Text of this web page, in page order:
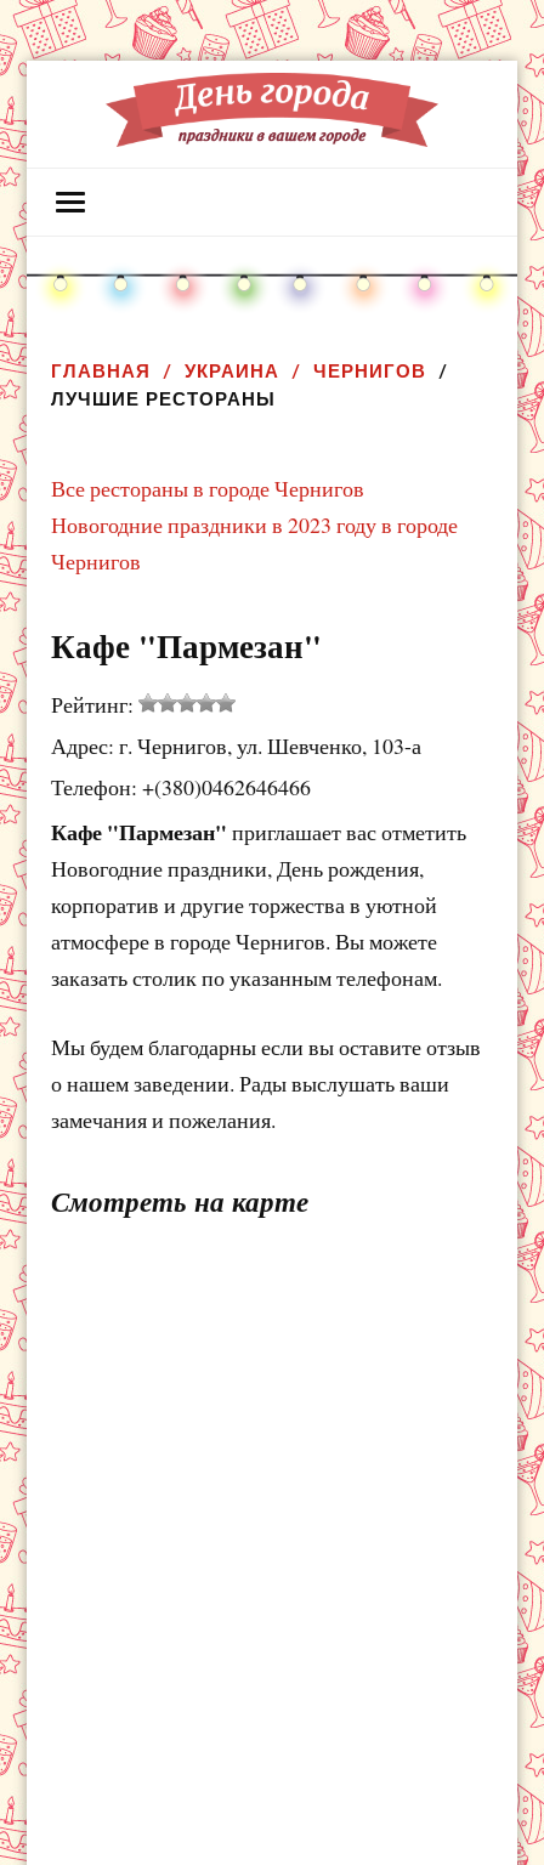
ГЛАВНАЯ УКРАИНА
ЧЕРНИГОВ
ЛУЧШИЕ РЕСТОРАНЫ
Все рестораны в городе Чернигов
Новогодние праздники в 2023 году в городе
Чернигов
Кафе "Пармезан"
Рейтинг:
Адрес: г. Чернигов, ул. Шевченко, 103-а
Телефон: +(380)0462646466
Кафе "Пармезан"приглашает вас отметить
Новогодние праздники, День рождения,
корпоратив и другие торжества в уютной
атмосфере в городе Чернигов. Вы можете
заказать столик по указанным телефонам.
Мы будем благодарны если вы оставите отзыв
о нашем заведении. Рады выслушать ваши
замечания и пожелания.
Смотреть на карте